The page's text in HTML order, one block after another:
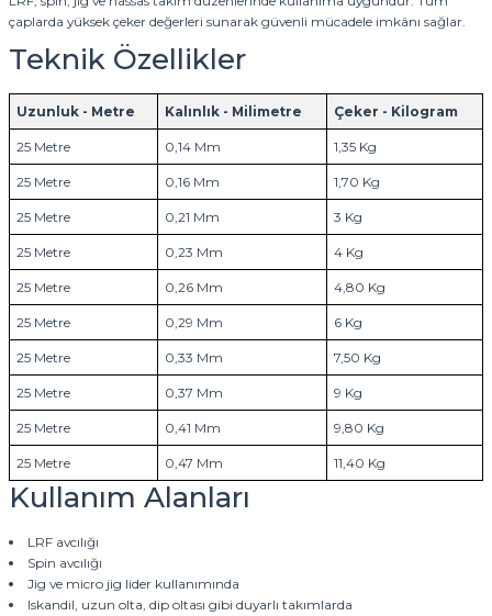
çaplarda yüksek çeker değerleri sunarak güvenli mücadele imkânı sağlar.
Teknik Özellikler
Uzunluk - Metre Kalınlık - Milimetre Çeker - Kilogram
25 Metre 0,14 Mm 1,35 Kg
25 Metre 0,16 Mm 1,70 Kg
25 Metre 0,21 Mm 3 Kg
25 Metre 0,23 Mm 4 Kg
25 Metre 0,26 Mm 4,80 Kg
25 Metre 0,29 Mm 6 Kg
25 Metre 0,33 Mm 7,50 Kg
25 Metre 0,37 Mm 9 Kg
25 Metre 0,41 Mm 9,80 Kg
25 Metre 0,47 Mm 11,40 Kg
Kullanım Alanları
LRF avcılığı
Spin avcılığı
Jig ve micro jig lider kullanımında
Iskandil, uzun olta, dip oltası gibi duyarlı takımlarda